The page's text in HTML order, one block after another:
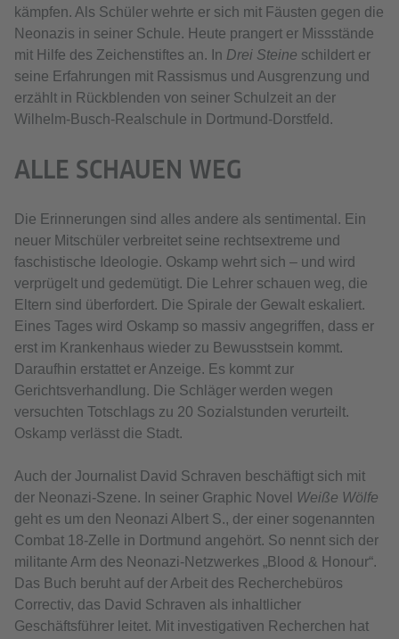
kämpfen. Als Schüler wehrte er sich mit Fäusten gegen die
Neonazis in seiner Schule. Heute prangert er Missstände
mit Hilfe des Zeichenstiftes an. In Drei Steine schildert er
seine Erfahrungen mit Rassismus und Ausgrenzung und
erzählt in Rückblenden von seiner Schulzeit an der
Wilhelm-Busch-Realschule in Dortmund-Dorstfeld.
ALLE SCHAUEN WEG
Die Erinnerungen sind alles andere als sentimental. Ein
neuer Mitschüler verbreitet seine rechtsextreme und
faschistische Ideologie. Oskamp wehrt sich – und wird
verprügelt und gedemütigt. Die Lehrer schauen weg, die
Eltern sind überfordert. Die Spirale der Gewalt eskaliert.
Eines Tages wird Oskamp so massiv angegriffen, dass er
erst im Krankenhaus wieder zu Bewusstsein kommt.
Daraufhin erstattet er Anzeige. Es kommt zur
Gerichtsverhandlung. Die Schläger werden wegen
versuchten Totschlags zu 20 Sozialstunden verurteilt.
Oskamp verlässt die Stadt.
Auch der Journalist David Schraven beschäftigt sich mit
der Neonazi-Szene. In seiner Graphic Novel Weiße Wölfe
geht es um den Neonazi Albert S., der einer sogenannten
Combat 18-Zelle in Dortmund angehört. So nennt sich der
militante Arm des Neonazi-Netzwerkes „Blood & Honour“.
Das Buch beruht auf der Arbeit des Recherchebüros
Correctiv, das David Schraven als inhaltlicher
Geschäftsführer leitet. Mit investigativen Recherchen hat